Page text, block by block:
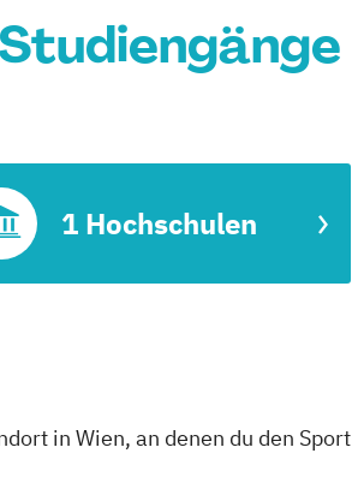
1 Hochschulen
in Wien, an denen du den Sport